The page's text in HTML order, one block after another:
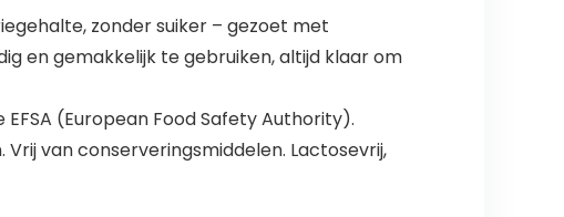
zonder suiker – gezoet met
en gemakkelijk te gebruiken, altijd klaar om
EFSA (European Food Safety Authority).
van conserveringsmiddelen. Lactosevrij,